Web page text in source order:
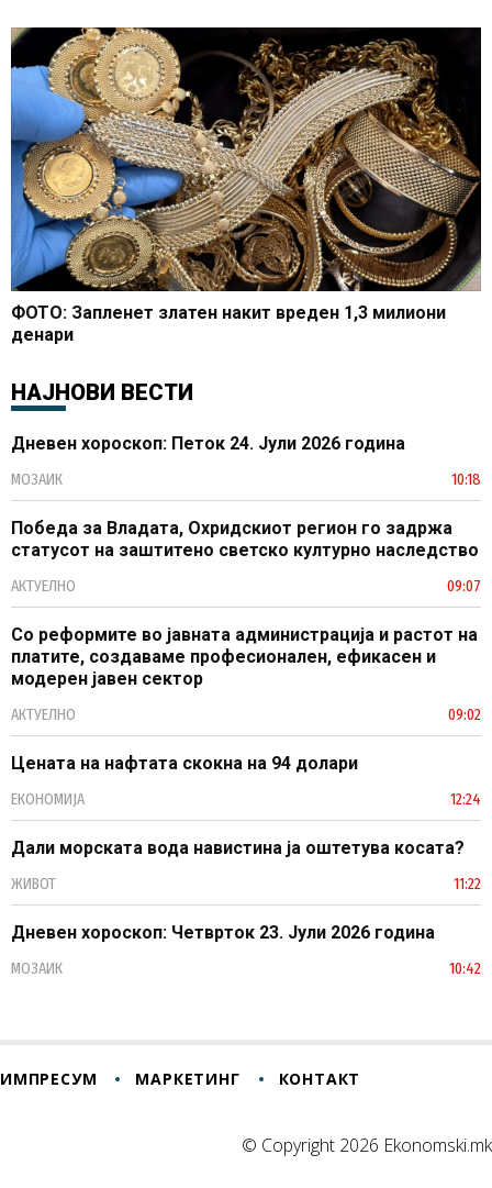
ФОТО: Запленет златен накит вреден 1,3 милиони
денари
НАЈНОВИ ВЕСТИ
Дневен хороскоп: Петок 24. Јули 2026 година
МОЗАИК 10:18
Победа за Владата, Охридскиот регион го задржа
статусот на заштитено светско културно наследство
АКТУЕЛНО 09:07
Со реформите во јавната администрација и растот на
платите, создаваме професионален, ефикасен и
модерен јавен сектор
АКТУЕЛНО 09:02
Цената на нафтата скокна на 94 долари
ЕКОНОМИЈА 12:24
Дали морската вода навистина ја оштетува косата?
ЖИВОТ 11:22
Дневен хороскоп: Четврток 23. Јули 2026 година
МОЗАИК 10:42
ИМПРЕСУМ МАРКЕТИНГ КОНТАКТ
© Copyright 2026 Ekonomski.mk